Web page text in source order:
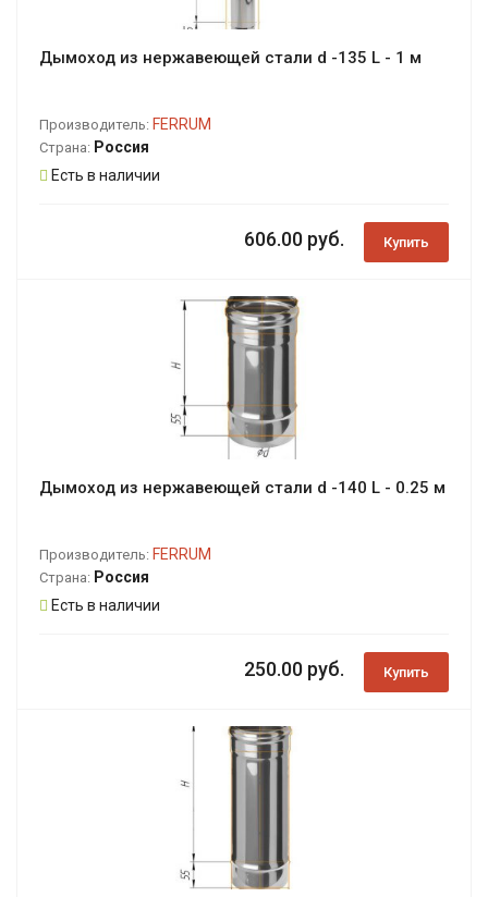
Дымоход из нержавеющей стали d -135 L - 1 м
Производитель: FERRUM
Страна: Россия
Есть в наличии
606.00 руб. Купить
Дымоход из нержавеющей стали d -140 L - 0.25 м
Производитель: FERRUM
Страна: Россия
Есть в наличии
250.00 руб. Купить